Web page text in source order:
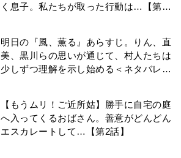
く息子。私たちが取った行動は…【第3
明日の『風、薫る』あらすじ。りん、直
美、黒川らの思いが通じて、村人たちは
少しずつ理解を示し始める＜ネタバレあ
【もうムリ！ご近所姑】勝手に自宅の庭
へ入ってくるおばさん。善意がどんどん
エスカレートして…【第2話】